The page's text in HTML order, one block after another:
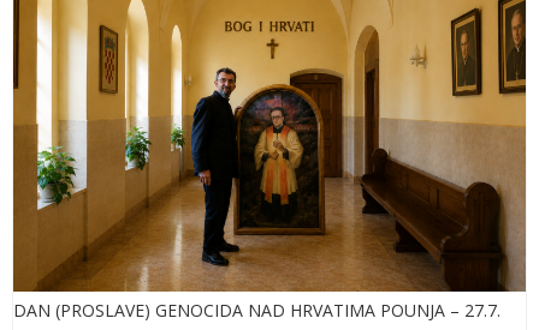
DAN (PROSLAVE) GENOCIDA NAD HRVATIMA POUNJA – 27.7.